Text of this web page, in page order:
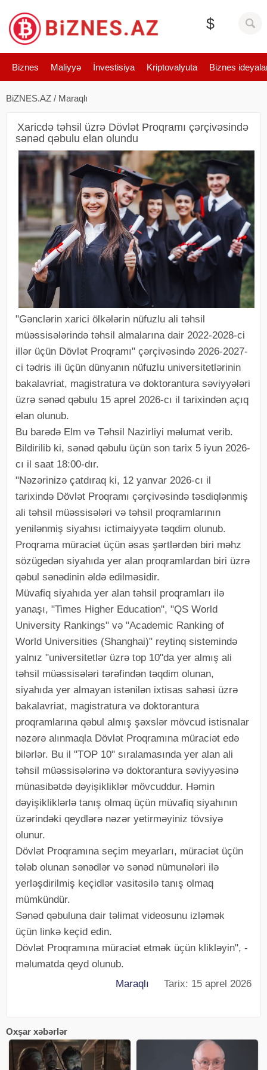
$
Biznes Maliyyə İnvestisiya Kriptovalyuta Biznes
BiZNES.AZ / Maraqlı
Xaricdə təhsil üzrə Dövlət Proqramı çərçivəsində
sənəd qəbulu elan olundu
"Gənclərin xarici ölkələrin nüfuzlu ali təhsil
müəssisələrində təhsil almalarına dair 2022-2028-ci
illər üçün Dövlət Proqramı" çərçivəsində 2026-2027-
ci tədris ili üçün dünyanın nüfuzlu universitetlərinin
bakalavriat, magistratura və doktorantura səviyyələri
üzrə sənəd qəbulu 15 aprel 2026-cı il tarixindən açıq
elan olunub.
Bu barədə Elm və Təhsil Nazirliyi məlumat verib.
Bildirilib ki, sənəd qəbulu üçün son tarix 5 iyun 2026-
cı il saat 18:00-dır.
"Nəzərinizə çatdıraq ki, 12 yanvar 2026-cı il
tarixində Dövlət Proqramı çərçivəsində təsdiqlənmiş
ali təhsil müəssisələri və təhsil proqramlarının
yenilənmiş siyahısı ictimaiyyətə təqdim olunub.
Proqrama müraciət üçün əsas şərtlərdən biri məhz
sözügedən siyahıda yer alan proqramlardan biri üzrə
qəbul sənədinin əldə edilməsidir.
Müvafiq siyahıda yer alan təhsil proqramları ilə
yanaşı, "Times Higher Education", "QS World
University Rankings" və "Academic Ranking of
World Universities (Shanghai)" reytinq sistemində
yalnız "universitetlər üzrə top 10"da yer almış ali
təhsil müəssisələri tərəfindən təqdim olunan,
siyahıda yer almayan istənilən ixtisas sahəsi üzrə
bakalavriat, magistratura və doktorantura
proqramlarına qəbul almış şəxslər mövcud istisnalar
nəzərə alınmaqla Dövlət Proqramına müraciət edə
bilərlər. Bu il "TOP 10" sıralamasında yer alan ali
təhsil müəssisələrinə və doktorantura səviyyəsinə
münasibətdə dəyişikliklər mövcuddur. Həmin
dəyişikliklərlə tanış olmaq üçün müvafiq siyahının
üzərindəki qeydlərə nəzər yetirməyiniz tövsiyə
olunur.
Dövlət Proqramına seçim meyarları, müraciət üçün
tələb olunan sənədlər və sənəd nümunələri ilə
yerləşdirilmiş keçidlər vasitəsilə tanış olmaq
mümkündür.
Sənəd qəbuluna dair təlimat videosunu izləmək
üçün linkə keçid edin.
Dövlət Proqramına müraciət etmək üçün klikləyin", -
məlumatda qeyd olunub.
Maraqlı Tarix: 15 aprel 2026
Oxşar xəbərlər